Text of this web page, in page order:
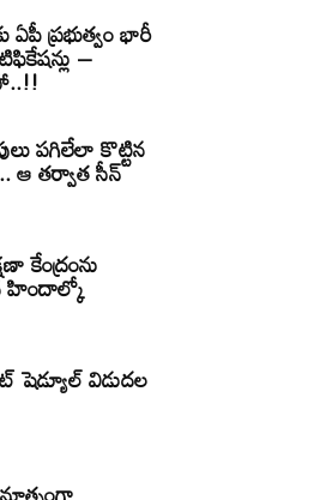
ఏపీ ప్రభుత్వం భారీ
–
పగిలేలా కొట్టిన
ఆ తర్వాత సీన్‌
కేంద్రంను
హిందాల్కో
విడుదల